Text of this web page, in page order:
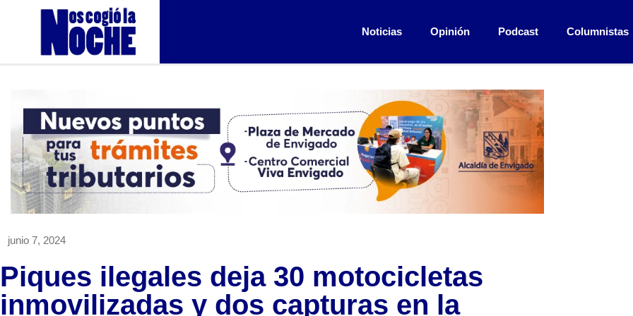
Noticias Opinión Podcast Columnistas
junio 7, 2024
Piques ilegales deja 30 motocicletas
inmovilizadas y dos capturas en la